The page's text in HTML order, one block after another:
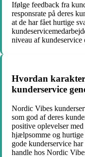
Ifølge feedback fra
responsrate på deres
at de har fået hurtige
niveau af
Hvordan
kunderservice
Nordic Vibes
som god af deres
positive oplevelser
hjælpsomme og hurtige
gode kunderservice
handle hos Nordic